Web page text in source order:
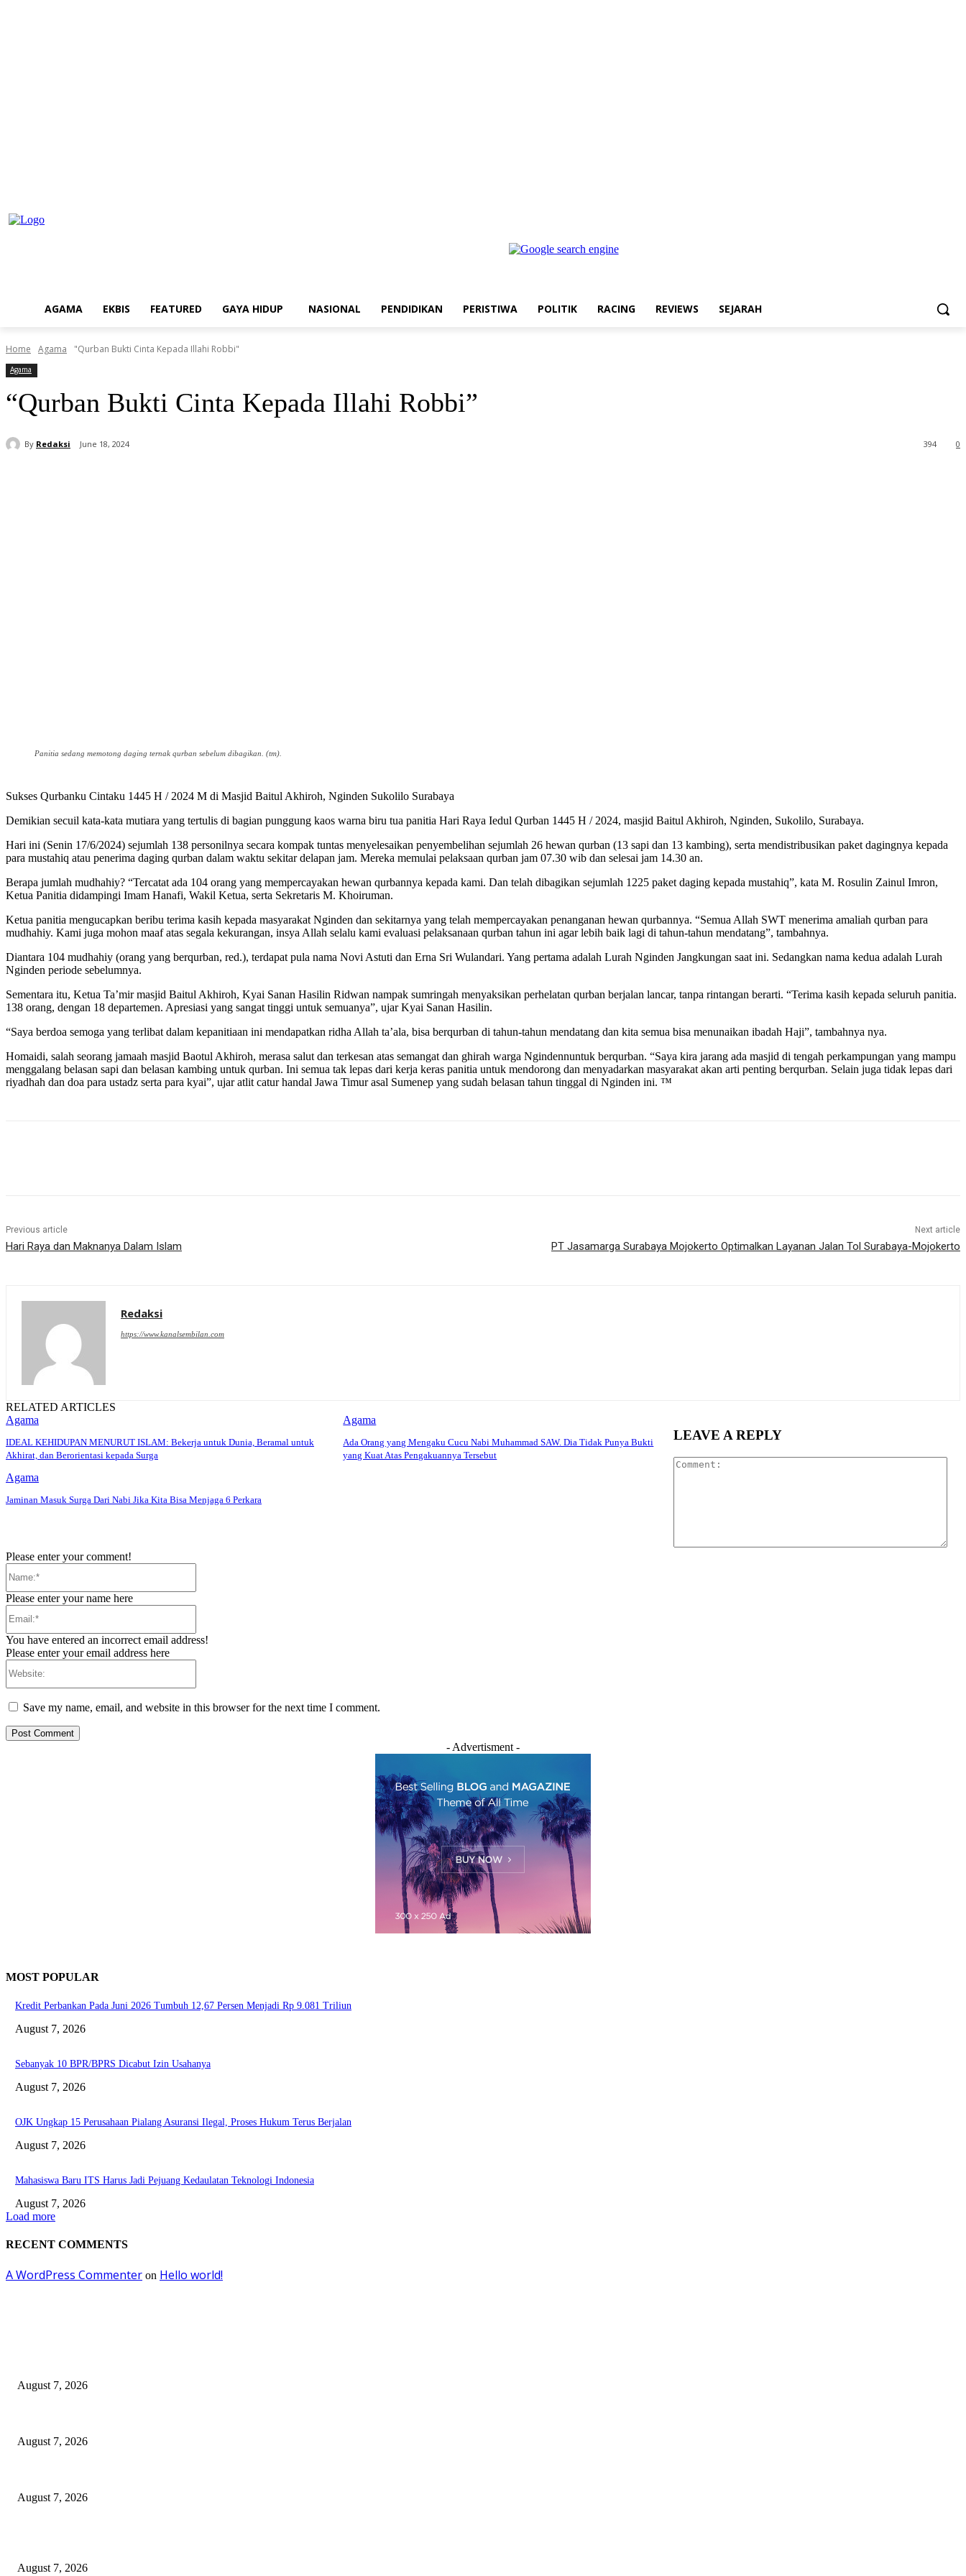
AGAMA EKBIS FEATURED GAYA HIDUP NASIONAL PENDIDIKAN PERISTIWA POLITIK RACING REVIEWS SEJARAH
Home Agama "Qurban Bukti Cinta Kepada Illahi Robbi"
Agama
“Qurban Bukti Cinta Kepada Illahi Robbi”
By Redaksi June 18, 2024 0
394
Panitia sedang memotong daging ternak qurban sebelum dibagikan. (tm).
Sukses Qurbanku Cintaku 1445 H / 2024 M di Masjid Baitul Akhiroh, Nginden Sukolilo Surabaya
Demikian secuil kata-kata mutiara yang tertulis di bagian punggung kaos warna biru tua panitia Hari Raya Iedul Qurban 1445 H / 2024, masjid Baitul Akhiroh, Nginden, Sukolilo, Surabaya.
Hari ini (Senin 17/6/2024) sejumlah 138 personilnya secara kompak tuntas menyelesaikan penyembelihan sejumlah 26 hewan qurban (13 sapi dan 13 kambing), serta mendistribusikan paket dagingnya kepada
para mustahiq atau penerima daging qurban dalam waktu sekitar delapan jam. Mereka memulai pelaksaan qurban jam 07.30 wib dan selesai jam 14.30 an.
Berapa jumlah mudhahiy? “Tercatat ada 104 orang yang mempercayakan hewan qurbannya kepada kami. Dan telah dibagikan sejumlah 1225 paket daging kepada mustahiq”, kata M. Rosulin Zainul Imron,
Ketua Panitia didampingi Imam Hanafi, Wakil Ketua, serta Sekretaris M. Khoiruman.
Ketua panitia mengucapkan beribu terima kasih kepada masyarakat Nginden dan sekitarnya yang telah mempercayakan penanganan hewan qurbannya. “Semua Allah SWT menerima amaliah qurban para
mudhahiy. Kami juga mohon maaf atas segala kekurangan, insya Allah selalu kami evaluasi pelaksanaan qurban tahun ini agar lebih baik lagi di tahun-tahun mendatang”, tambahnya.
Diantara 104 mudhahiy (orang yang berqurban, red.), terdapat pula nama Novi Astuti dan Erna Sri Wulandari. Yang pertama adalah Lurah Nginden Jangkungan saat ini. Sedangkan nama kedua adalah Lurah
Nginden periode sebelumnya.
Sementara itu, Ketua Ta’mir masjid Baitul Akhiroh, Kyai Sanan Hasilin Ridwan nampak sumringah menyaksikan perhelatan qurban berjalan lancar, tanpa rintangan berarti. “Terima kasih kepada seluruh panitia.
138 orang, dengan 18 departemen. Apresiasi yang sangat tinggi untuk semuanya”, ujar Kyai Sanan Hasilin.
“Saya berdoa semoga yang terlibat dalam kepanitiaan ini mendapatkan ridha Allah ta’ala, bisa berqurban di tahun-tahun mendatang dan kita semua bisa menunaikan ibadah Haji”, tambahnya nya.
Homaidi, salah seorang jamaah masjid Baotul Akhiroh, merasa salut dan terkesan atas semangat dan ghirah warga Ngindennuntuk berqurban. “Saya kira jarang ada masjid di tengah perkampungan yang mampu
menggalang belasan sapi dan belasan kambing untuk qurban. Ini semua tak lepas dari kerja keras panitia untuk mendorong dan menyadarkan masyarakat akan arti penting berqurban. Selain juga tidak lepas dari
riyadhah dan doa para ustadz serta para kyai”, ujar atlit catur handal Jawa Timur asal Sumenep yang sudah belasan tahun tinggal di Nginden ini. ™
Previous article
Hari Raya dan Maknanya Dalam Islam
Next article
PT Jasamarga Surabaya Mojokerto Optimalkan Layanan Jalan Tol Surabaya-Mojokerto
Redaksi
https://www.kanalsembilan.com
RELATED ARTICLES
Agama
IDEAL KEHIDUPAN MENURUT ISLAM: Bekerja untuk Dunia, Beramal untuk
Akhirat, dan Berorientasi kepada Surga
Agama
Ada Orang yang Mengaku Cucu Nabi Muhammad SAW. Dia Tidak Punya Bukti
yang Kuat Atas Pengakuannya Tersebut
Agama
Jaminan Masuk Surga Dari Nabi Jika Kita Bisa Menjaga 6 Perkara
LEAVE A REPLY
Please enter your comment!
Please enter your name here
You have entered an incorrect email address!
Please enter your email address here
Save my name, email, and website in this browser for the next time I comment.
- Advertisment -
MOST POPULAR
Kredit Perbankan Pada Juni 2026 Tumbuh 12,67 Persen Menjadi Rp 9.081 Triliun
August 7, 2026
Sebanyak 10 BPR/BPRS Dicabut Izin Usahanya
August 7, 2026
OJK Ungkap 15 Perusahaan Pialang Asuransi Ilegal, Proses Hukum Terus Berjalan
August 7, 2026
Mahasiswa Baru ITS Harus Jadi Pejuang Kedaulatan Teknologi Indonesia
August 7, 2026
Load more
RECENT COMMENTS
A WordPress Commenter on Hello world!
August 7, 2026
August 7, 2026
August 7, 2026
August 7, 2026